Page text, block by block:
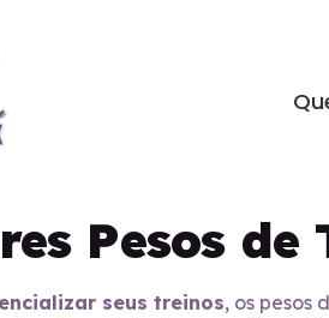
Pesos de
seus treinos, os pesos